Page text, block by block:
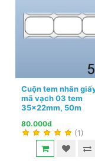
Cuộn tem nhãn
mã vạch 03 tem
35x22mm, 50m
80.000đ
(1)